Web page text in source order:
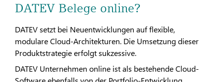
DATEV Belege online?
DATEV setzt bei Neuentwicklungen auf flexible,
modulare Cloud-Architekturen. Die Umsetzung dieser
Produktstrategie erfolgt sukzessive.
DATEV Unternehmen online ist als bestehende Cloud-